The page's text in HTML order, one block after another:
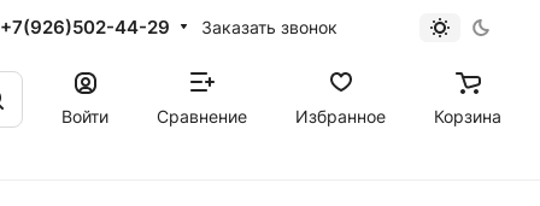
+7(926)502-44-29 Заказать звонок
Войти Сравнение Избранное Корзина